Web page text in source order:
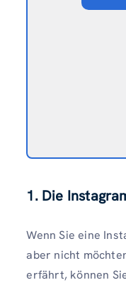
1. Die
Wenn Sie eine
aber nicht
erfährt, können